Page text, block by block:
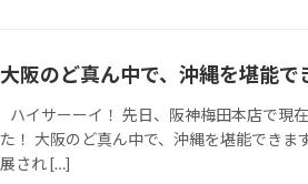
大阪のど真ん中で、沖縄を堪能で
ハイサーーイ！ 先日、阪神梅田本店で現
た！ 大阪のど真ん中で、沖縄を堪能できま
展され […]